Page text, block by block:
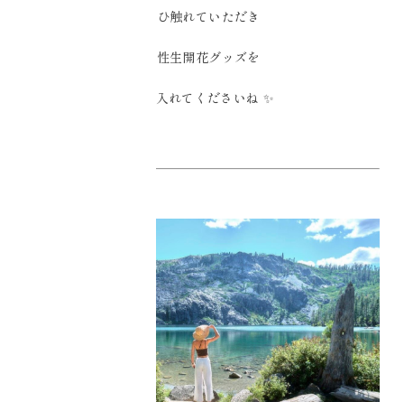
ぜひ触れていただき
女性生開花グッズを
手に入れてくださいね ✨